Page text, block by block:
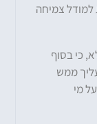
צמיחה
בסוף
ממש
מי